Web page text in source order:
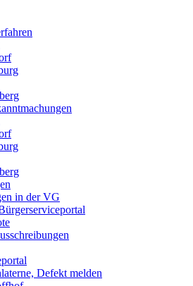
in der VG
Defekt melden